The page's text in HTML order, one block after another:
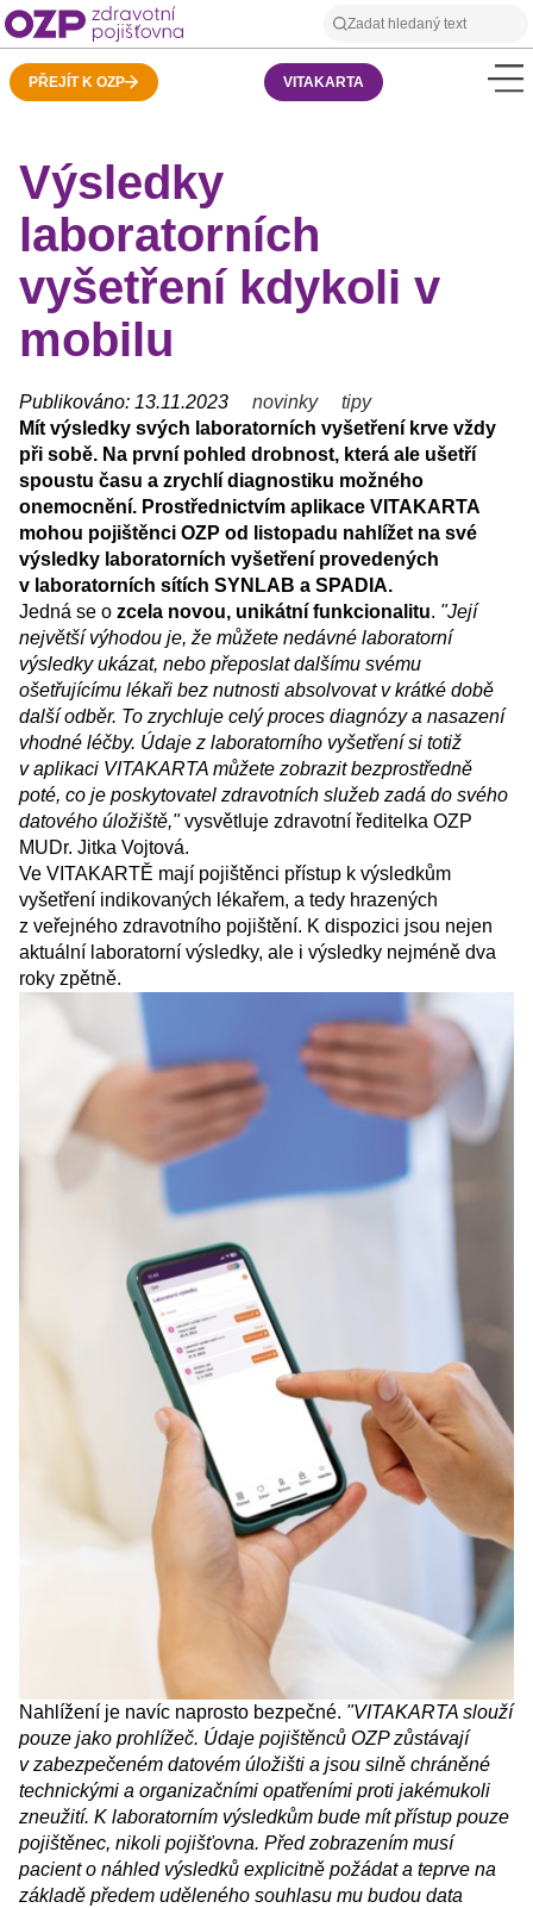
PŘEJÍT K OZP VITAKARTA
Výsledky
laboratorních
vyšetření kdykoli v
mobilu
Publikováno: 13.11.2023 novinky
tipy
Mít výsledky svých laboratorních vyšetření krve vždy
při sobě. Na první pohled drobnost, která ale ušetří
spoustu času a zrychlí diagnostiku možného
onemocnění. Prostřednictvím aplikace VITAKARTA
mohou pojištěnci OZP od listopadu nahlížet na své
výsledky laboratorních vyšetření provedených
v laboratorních sítích SYNLAB a SPADIA.
Jedná se o zcela novou, unikátní funkcionalitu. "Její
největší výhodou je, že můžete nedávné laboratorní
výsledky ukázat, nebo přeposlat dalšímu svému
ošetřujícímu lékaři bez nutnosti absolvovat v krátké době
další odběr. To zrychluje celý proces diagnózy a nasazení
vhodné léčby. Údaje z laboratorního vyšetření si totiž
v aplikaci VITAKARTA můžete zobrazit bezprostředně
poté, co je poskytovatel zdravotních služeb zadá do svého
datového úložiště,"vysvětluje zdravotní ředitelka OZP
MUDr. Jitka Vojtová.
Ve VITAKARTĚ mají pojištěnci přístup k výsledkům
vyšetření indikovaných lékařem, a tedy hrazených
z veřejného zdravotního pojištění. K dispozici jsou nejen
aktuální laboratorní výsledky, ale i výsledky nejméně dva
roky zpětně.
Nahlížení je navíc naprosto bezpečné. "VITAKARTA slouží
pouze jako prohlížeč. Údaje pojištěnců OZP zůstávají
v zabezpečeném datovém úložišti a jsou silně chráněné
technickými a organizačními opatřeními proti jakémukoli
zneužití. K laboratorním výsledkům bude mít přístup pouze
pojištěnec, nikoli pojišťovna. Před zobrazením musí
pacient o náhled výsledků explicitně požádat a teprve na
základě předem uděleného souhlasu mu budou data